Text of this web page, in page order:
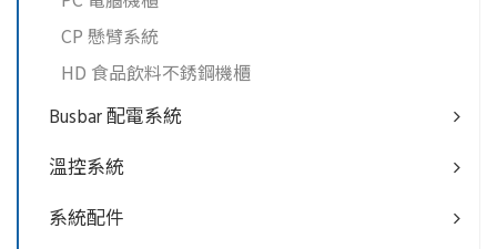
CP 懸臂系統
HD 食品飲料不銹鋼機櫃
Busbar 配電系統
溫控系統
系統配件